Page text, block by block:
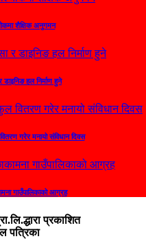
शैक्षिक अनुगमन
डाइनिङ हल निर्माण हुने
गरेर मनायो संविधान दिवस
गाउँपालिकाको आग्रह
प्रकाशित
पत्रिका